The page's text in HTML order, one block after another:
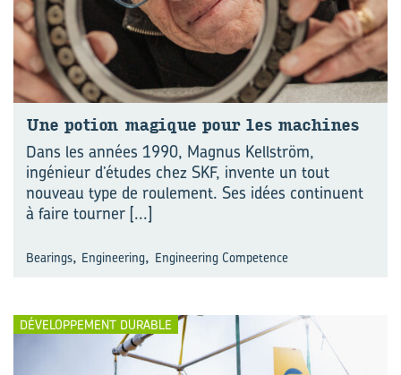
Une po­tion ma­gique pour les ma­chines
Dans les années 1990, Magnus Kellström,
ingénieur d’études chez SKF, invente un tout
nouveau type de roulement. Ses idées continuent
à faire tourner [...]
Bearings, Engineering, Engineering Competence
DÉVELOPPEMENT DURABLE